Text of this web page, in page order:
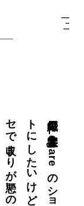
紙屋町の
美容室L
e
g
a
r
e
の
シ
ョ
ー
ト
に
し
た
い
け
ど
ク
セ
で
収ま
り
が
悪い
の
で
髪質改善プ
レ
ミ
ア
ム
ス
ト
レ
ート
で
収ま
る
ス
タ
イ
ル